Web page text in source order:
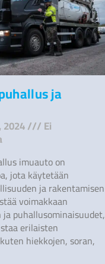
ja
Ei
imuauto on
jota käytetään
ja rakentamisen
voimakkaan
puhallusominaisuudet,
erilaisten
hiekkojen, soran,